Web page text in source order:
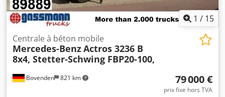
1 / 15
Bovenden 821 km
Centrale à béton mobile
Mercedes-BenzActros 3236 B
8x4, Stetter-Schwing FBP20-100,
79 000 €
prix fixe hors TVA